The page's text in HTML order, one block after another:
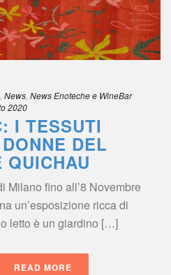
New News Enoteche e WineBar
2020
I TESSUTI
DEL
QUICHAU
Milano fino all’8 Novembre
un’esposizione ricca di
letto è un giardino […]
READ MORE